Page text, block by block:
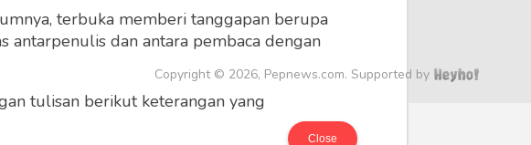
terbuka memberi tanggapan berupa
antarpenulis dan antara pembaca dengan
tulisan berikut keterangan yang
Close
Copyright © 2026, Pepnews.com. Supported by